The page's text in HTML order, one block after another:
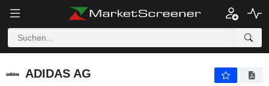
ADIDAS AG
ADIDAS AG